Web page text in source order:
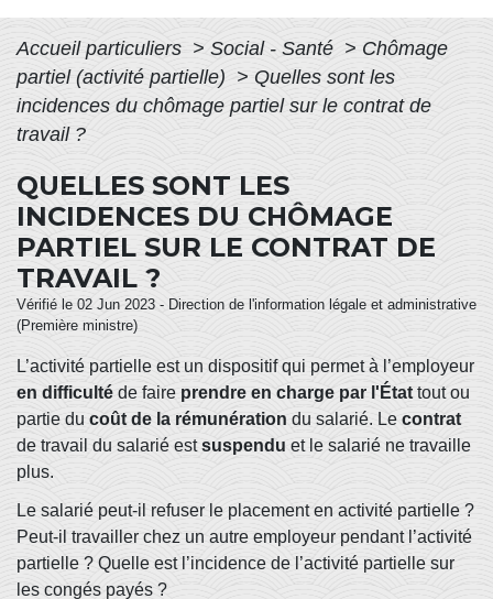
Accueil particuliers > Social - Santé > Chômage
partiel (activité partielle) > Quelles sont les
incidences du chômage partiel sur le contrat de
travail ?
QUELLES SONT LES
INCIDENCES DU CHÔMAGE
PARTIEL SUR LE CONTRAT DE
TRAVAIL ?
Vérifié le 02 Jun 2023 - Direction de l'information légale et administrative
(Première ministre)
L’activité partielle est un dispositif qui permet à l’employeur
en difficulté de faire prendre en charge par l'Étattout ou
partie du coût de la rémunération du salarié. Le contrat
de travail du salarié estsuspendu et le salarié ne travaille
plus.
Le salarié peut-il refuser le placement en activité partielle ?
Peut-il travailler chez un autre employeur pendant l’activité
partielle ? Quelle est l’incidence de l’activité partielle sur
les congés payés ?